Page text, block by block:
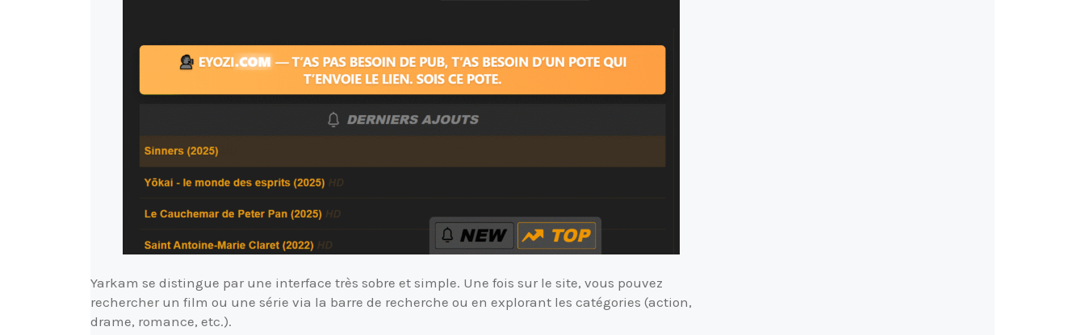
Yarkam se distingue par une interface très sobre et simple. Une fois sur le site, vous pouvez
rechercher un film ou une série via la barre de recherche ou en explorant les catégories (action,
drame, romance, etc.).